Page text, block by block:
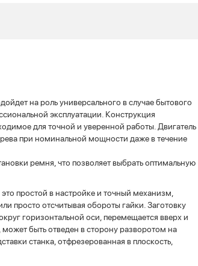
на роль универсального в случае бытового
эксплуатации. Конструкция
для точной и уверенной работы. Двигатель
при номинальной мощности даже в течение
ремня, что позволяет выбрать оптимальную
простой в настройке и точный механизм,
просто отсчитывая обороты гайки. Заготовку
горизонтальной оси, перемещается вверх и
может быть отведен в сторону разворотом на
станка, отфрезерованная в плоскость,